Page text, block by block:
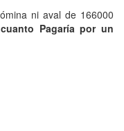
ni aval de 166000
Pagaría por un